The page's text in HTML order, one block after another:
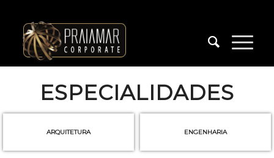
ESPECIALIDADES
ARQUITETURA ENGENHARIA